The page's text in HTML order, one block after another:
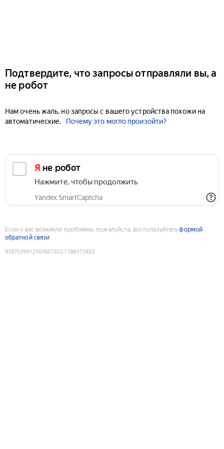
Подтвердите, что запросы отправляли вы, а
не робот
Нам очень жаль, но запросы с вашего устройства похожи на
автоматические.
Почему это могло произойти?
Я не робот
Нажмите, чтобы продолжить
Yandex SmartCaptcha
Если у вас возникли проблемы, пожалуйста, воспользуйтесьформой
обратной связи
9187539812167607353:1786172453